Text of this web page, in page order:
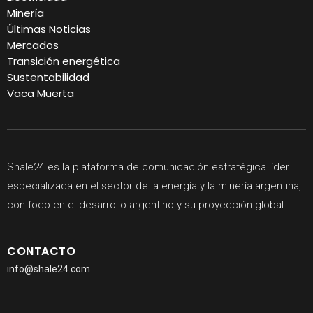
Minería
Últimas Noticias
Mercados
Transición energética
Sustentabilidad
Vaca Muerta
Shale24 es la plataforma de comunicación estratégica líder
especializada en el sector de la energía y la minería argentina,
con foco en el desarrollo argentino y su proyección global.
CONTACTO
info@shale24.com